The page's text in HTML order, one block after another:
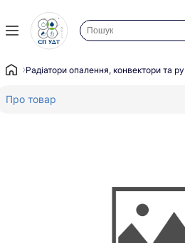
Радіатори опалення, конвектори та
Про товар